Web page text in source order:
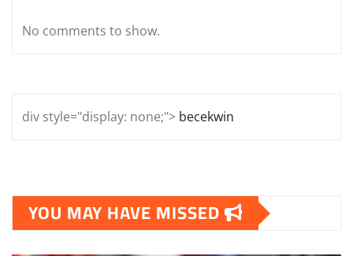
No comments to show.
div style="display: none;"> becekwin
YOU MAY HAVE MISSED